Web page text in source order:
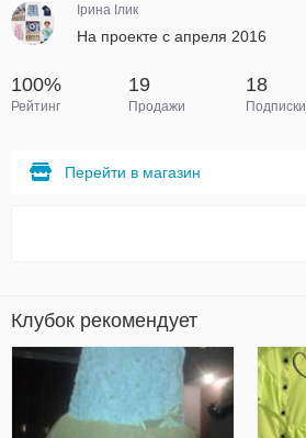
Ірина Ілик
На проекте с апреля 2016
100%
Рейтинг
19
Продажи
18
Подписки
Перейти в магазин
Клубок рекомендует